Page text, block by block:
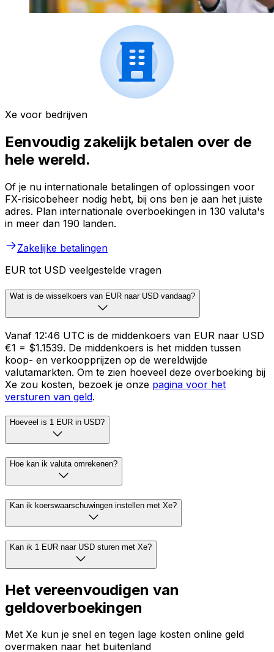
Xe voor bedrijven
Eenvoudig zakelijk betalen over de
hele wereld.
Of je nu internationale betalingen of oplossingen voor
FX-risicobeheer nodig hebt, bij ons ben je aan het juiste
adres. Plan internationale overboekingen in 130 valuta's
in meer dan 190 landen.
Zakelijke betalingen
EUR tot USD veelgestelde vragen
Wat is de wisselkoers van EUR naar USD vandaag?
Vanaf 12:46 UTC is de middenkoers van EUR naar USD
€1 = $1.1539. De middenkoers is het midden tussen
koop- en verkoopprijzen op de wereldwijde
valutamarkten. Om te zien hoeveel deze overboeking bij
Xe zou kosten, bezoek je onze pagina voor het
versturen van geld.
Hoeveel is 1 EUR in USD?
Hoe kan ik valuta omrekenen?
Kan ik koerswaarschuwingen instellen met Xe?
Kan ik 1 EUR naar USD sturen met Xe?
Het vereenvoudigen van
geldoverboekingen
Met Xe kun je snel en tegen lage kosten online geld
overmaken naar het buitenland